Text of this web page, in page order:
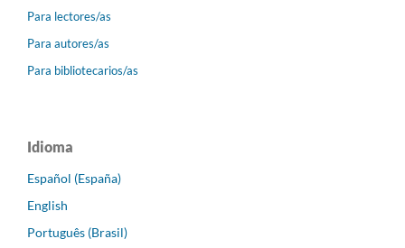
Para lectores/as
Para autores/as
Para bibliotecarios/as
Idioma
Español (España)
English
Português (Brasil)